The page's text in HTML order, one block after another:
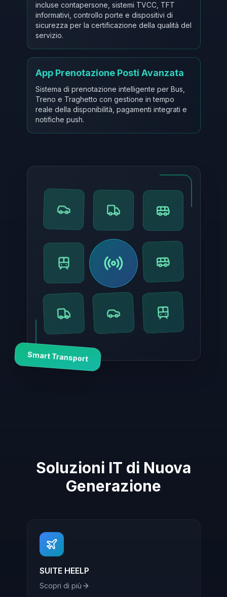
incluse contapersone, sistemi TVCC, TFT
informativi, controllo porte e dispositivi di
sicurezza per la certificazione della qualità del
servizio.
App Prenotazione Posti Avanzata
Sistema di prenotazione intelligente per Bus,
Treno e Traghetto con gestione in tempo
reale della disponibilità, pagamenti integrati e
notifiche push.
Smart Transport
Soluzioni IT di Nuova
Generazione
SUITE HEELP
Scopri di più